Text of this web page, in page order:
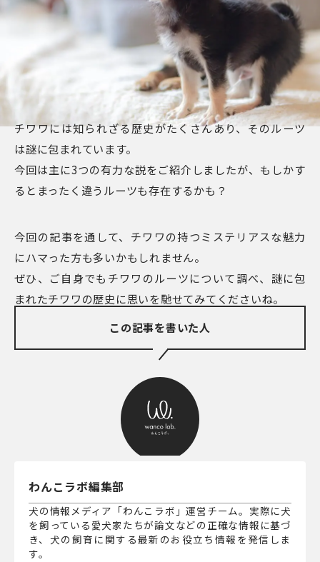
チワワには知られざる歴史がたくさんあり、そのルーツ
は謎に包まれています。
今回は主に3つの有力な説をご紹介しましたが、もしかす
るとまったく違うルーツも存在するかも？
今回の記事を通して、チワワの持つミステリアスな魅力
にハマった方も多いかもしれません。
ぜひ、ご自身でもチワワのルーツについて調べ、謎に包
まれたチワワの歴史に思いを馳せてみてくださいね。
この記事を書いた人
わんこラボ編集部
犬の情報メディア「わんこラボ」運営チーム。実際に犬
を飼っている愛犬家たちが論文などの正確な情報に基づ
き、犬の飼育に関する最新のお役立ち情報を発信しま
す。